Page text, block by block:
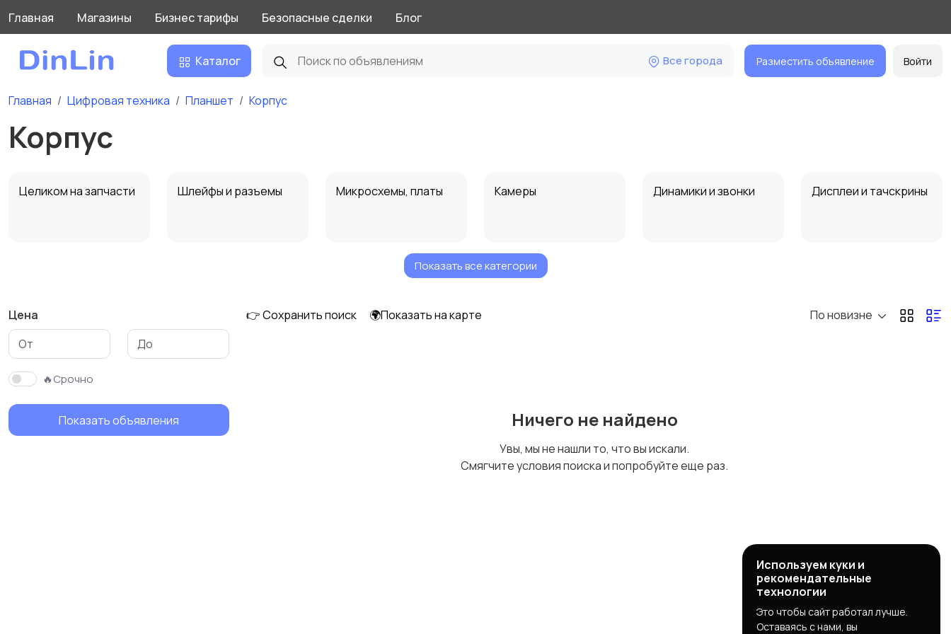
Главная Магазины Бизнес тарифы Безопасные сделки Блог
Каталог Все города Разместить объявление Войти
Главная Цифровая техника Планшет Корпус
Корпус
Целиком на запчасти Шлейфы и разъемы Микросхемы, платы Камеры Динамики и звонки Дисплеи и тачскрины
Другое
Показать все категории
Цена
🔥Срочно
Показать объявления
👉 Сохранить поиск 🌍Показать на карте По новизне
Ничего не найдено
Увы, мы не нашли то, что вы искали.
Смягчите условия поиска и попробуйте еще раз.
Используем куки и
рекомендательные
технологии
Это чтобы сайт работал лучше.
Оставаясь с нами, вы